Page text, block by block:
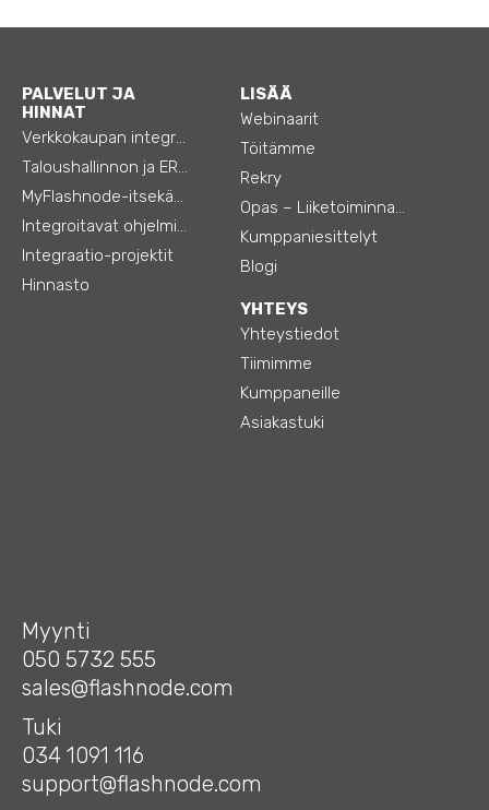
PALVELUT JA
HINNAT
Verkkokaupan integraatiot
Taloushallinnon ja ERP:n integraatiot
MyFlashnode-itsekäyttö-automaatio
Integroitavat ohjelmistot
Integraatio-projektit
Hinnasto
LISÄÄ
Webinaarit
Töitämme
Rekry
Opas – Liiketoiminnan tehostamiseen
Kumppaniesittelyt
Blogi
YHTEYS
Yhteystiedot
Tiimimme
Kumppaneille
Asiakastuki
Myynti
050 5732 555
sales@flashnode.com
Tuki
034 1091 116
support@flashnode.com